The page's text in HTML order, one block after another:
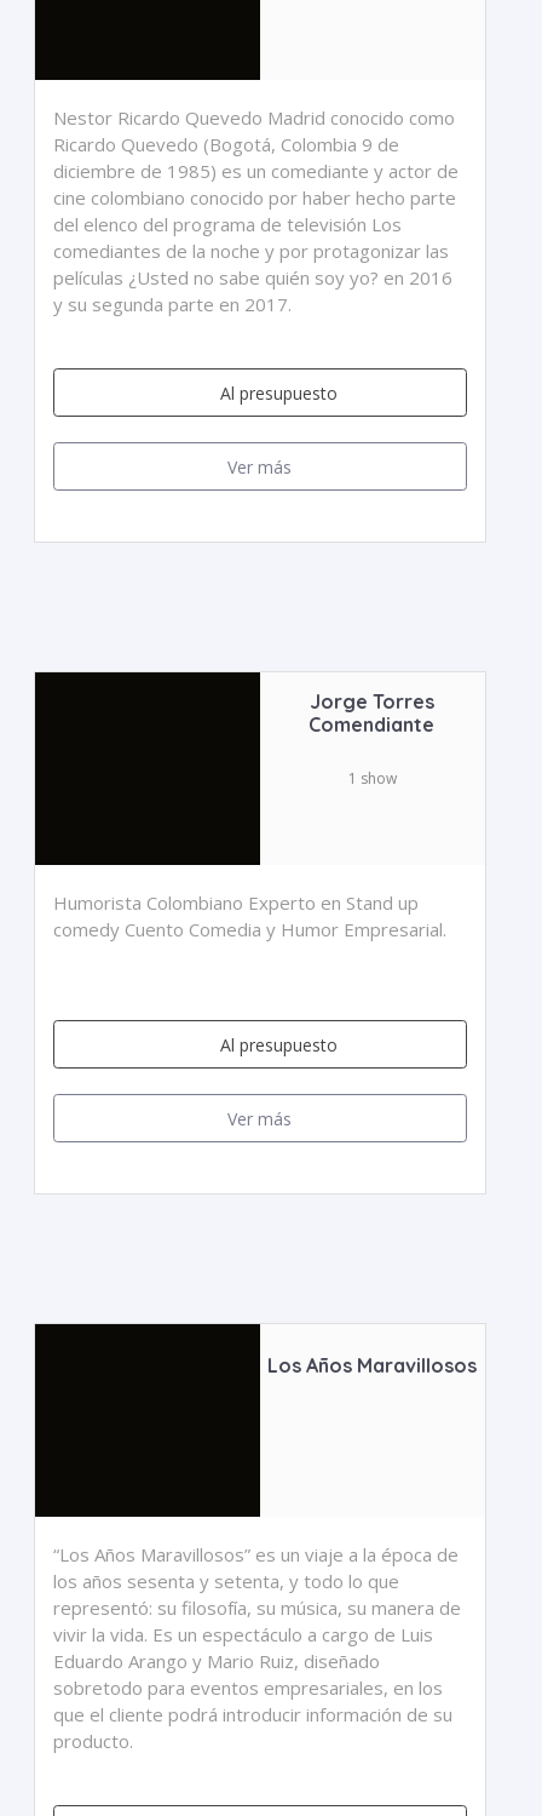
Nestor Ricardo Quevedo Madrid conocido como
Ricardo Quevedo (Bogotá, Colombia 9 de
diciembre de 1985) es un comediante y actor de
cine colombiano conocido por haber hecho parte
del elenco del programa de televisión Los
comediantes de la noche y por protagonizar las
películas ¿Usted no sabe quién soy yo? en 2016
y su segunda parte en 2017.
Al presupuesto
Ver más
Jorge Torres
Comendiante
1 show
Humorista Colombiano Experto en Stand up
comedy Cuento Comedia y Humor Empresarial.
Al presupuesto
Ver más
Los Años Maravillosos
“Los Años Maravillosos” es un viaje a la época de
los años sesenta y setenta, y todo lo que
representó: su filosofía, su música, su manera de
vivir la vida. Es un espectáculo a cargo de Luis
Eduardo Arango y Mario Ruiz, diseñado
sobretodo para eventos empresariales, en los
que el cliente podrá introducir información de su
producto.